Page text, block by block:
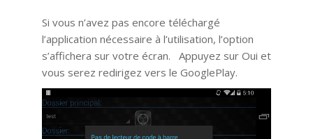
Si vous n’avez pas encore téléchargé
l’application nécessaire à l’utilisation, l’option
s’affichera sur votre écran. Appuyez sur Oui et
vous serez redirigez vers le GooglePlay.